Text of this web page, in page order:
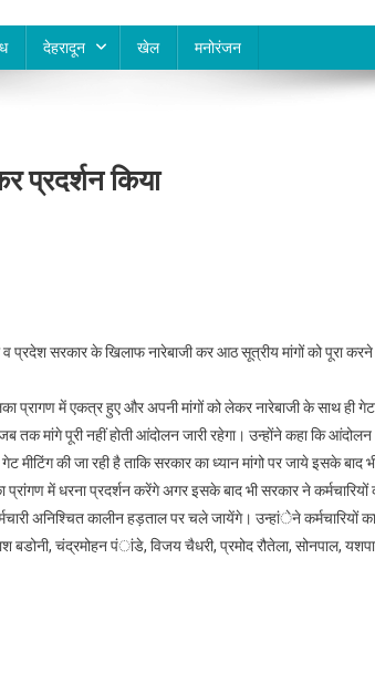
देहरादून खेल मनोरंजन
प्रदर्शन किया
व प्रदेश सरकार के खिलाफ नारेबाजी कर आठ सूत्रीय मांगों को पूरा करने
प्रागण में एकत्र हुए और अपनी मांगों को लेकर नारेबाजी के साथ ही गेट
तक मांगे पूरी नहीं होती आंदोलन जारी रहेगा। उन्होंने कहा कि आंदोलन
की जा रही है ताकि सरकार का ध्यान मांगो पर जाये इसके बाद
में धरना प्रदर्शन करेंगे अगर इसके बाद भी सरकार ने कर्मचारियों
अनिश्चित कालीन हड़ताल पर चले जायेंगे। उन्हांेने कर्मचारियों का
चंद्रमोहन पंांडे, विजय चैधरी, प्रमोद रौतेला, सोनपाल,